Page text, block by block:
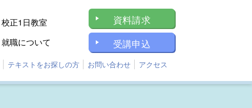
校正1日教室
就職について
資料請求
受講申込
テキストをお探しの方 お問い合わせ アクセス